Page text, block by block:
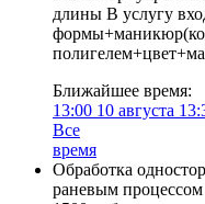
длины В услугу
Ближайшее время:
13:00 10 августа
Все
время
Обработка
раневым процессом